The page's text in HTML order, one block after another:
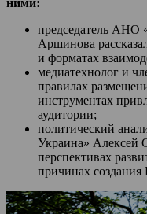
председатель АНО
Аршинова
и форматах
медиатехнолог и
правилах
инструментах
аудитории;
политический
Украина» Алексей
перспективах
причинах